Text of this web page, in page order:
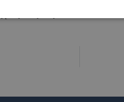
dydaktycznych.